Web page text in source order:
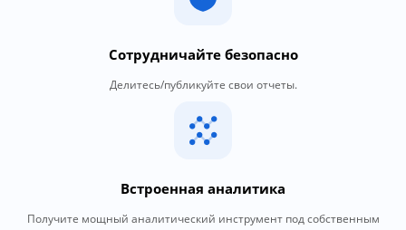
Сотрудничайте безопасно
Делитесь/публикуйте свои отчеты.
Встроенная аналитика
Получите мощный аналитический инструмент под собственным